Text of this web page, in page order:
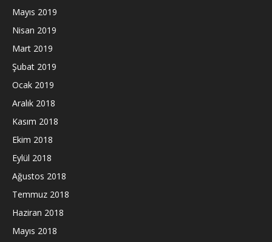
Mayıs 2019
Nisan 2019
Mart 2019
Şubat 2019
Ocak 2019
Aralık 2018
Kasım 2018
Ekim 2018
Eylül 2018
Ağustos 2018
Temmuz 2018
Haziran 2018
Mayıs 2018